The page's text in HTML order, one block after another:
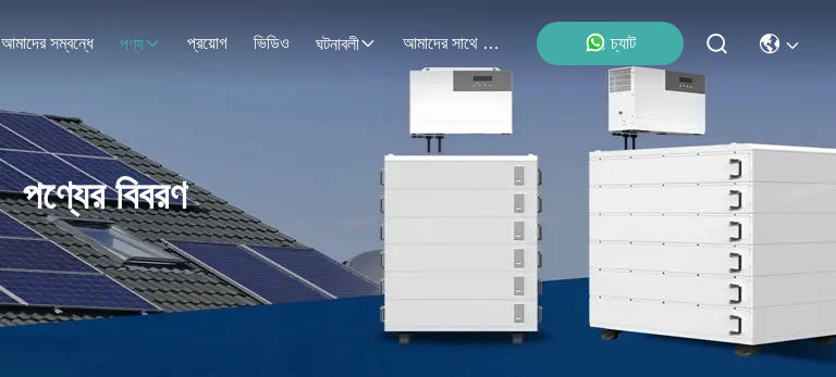
আমাদের সম্বন্ধে পণ্য প্রয়োগ ভিডিও ঘটনাবলী আমাদের সাথে যোগাযোগ চ্যাট
পণ্যের বিবরণ